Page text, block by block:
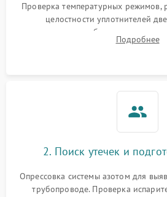
Проверка температурных режимов,
целостности уплотнителей
сопротивления обмоток мотора,
считывание кодов ошибок с
Подробнее
2. Поиск утечек и
Опрессовка системы азотом для
трубопроводе. Проверка